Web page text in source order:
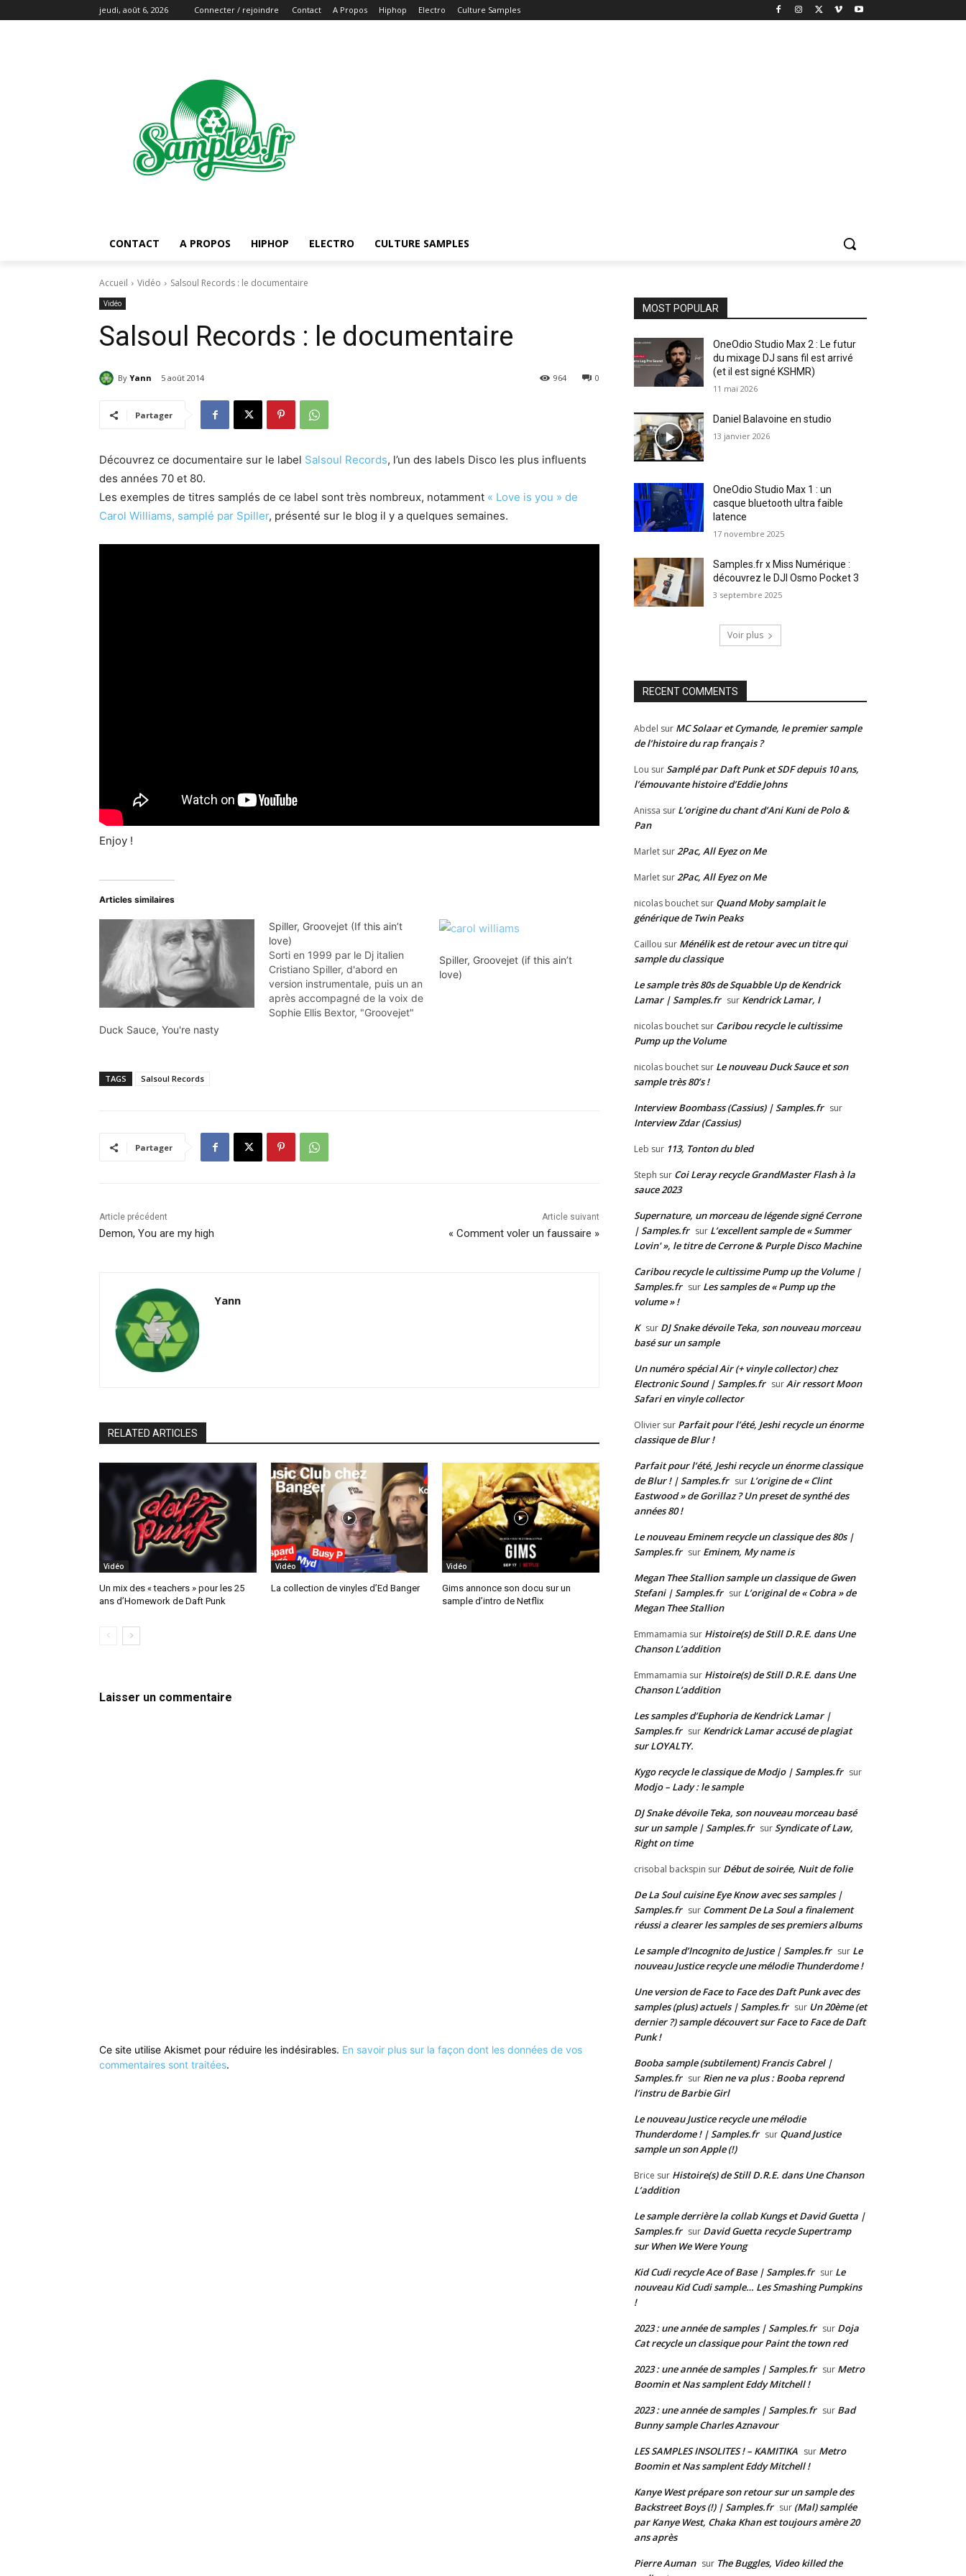
jeudi, août 6, 2026 Connecter / rejoindre Contact A Propos Hiphop Electro Culture Samples
CONTACT A PROPOS HIPHOP ELECTRO CULTURE SAMPLES
Accueil Vidéo Salsoul Records : le documentaire
Vidéo
Salsoul Records : le documentaire
By Yann 5 août 2014 0
964
Partager
Découvrez ce documentaire sur le label Salsoul Records, l’un des labels Disco les plus influents
des années 70 et 80.
Les exemples de titres samplés de ce label sont très nombreux, notamment « Love is you » de
Carol Williams, samplé par Spiller, présenté sur le blog il y a quelques semaines.
Enjoy !
Articles similaires
Duck Sauce, You're nasty
Spiller, Groovejet (If this ain’t
love)
Sorti en 1999 par le Dj italien
Cristiano Spiller, d'abord en
version instrumentale, puis un an
après accompagné de la voix de
Sophie Ellis Bextor, "Groovejet"
Spiller, Groovejet (if this ain’t
love)
TAGS Salsoul Records
Partager
Article précédent
Demon, You are my high
Article suivant
« Comment voler un faussaire »
Yann
RELATED ARTICLES
Vidéo
Un mix des « teachers » pour les 25
ans d’Homework de Daft Punk
Vidéo
La collection de vinyles d’Ed Banger
Vidéo
Gims annonce son docu sur un
sample d’intro de Netflix
Laisser un commentaire
Ce site utilise Akismet pour réduire les indésirables. En savoir plus sur la façon dont les données de vos
commentaires sont traitées.
MOST POPULAR
OneOdio Studio Max 2 : Le futur
du mixage DJ sans fil est arrivé
(et il est signé KSHMR)
11 mai 2026
Daniel Balavoine en studio
13 janvier 2026
OneOdio Studio Max 1 : un
casque bluetooth ultra faible
latence
17 novembre 2025
Samples.fr x Miss Numérique :
découvrez le DJI Osmo Pocket 3
3 septembre 2025
Voir plus
RECENT COMMENTS
Abdel sur MC Solaar et Cymande, le premier sample
de l’histoire du rap français ?
Lou surSamplé par Daft Punk et SDF depuis 10 ans,
l’émouvante histoire d’Eddie Johns
Anissa sur L’origine du chant d’Ani Kuni de Polo &
Pan
Marlet sur2Pac, All Eyez on Me
Marlet sur2Pac, All Eyez on Me
nicolas bouchet sur Quand Moby samplait le
générique de Twin Peaks
Caillou sur Ménélik est de retour avec un titre qui
sample du classique
Le sample très 80s de Squabble Up de Kendrick
Lamar | Samples.fr sur Kendrick Lamar, I
nicolas bouchet sur Caribou recycle le cultissime
Pump up the Volume
nicolas bouchet sur Le nouveau Duck Sauce et son
sample très 80’s !
Interview Boombass (Cassius) | Samples.fr sur
Interview Zdar (Cassius)
Leb sur 113, Tonton du bled
Steph sur Coi Leray recycle GrandMaster Flash à la
sauce 2023
Supernature, un morceau de légende signé Cerrone
| Samples.fr sur L’excellent sample de « Summer
Lovin' », le titre de Cerrone & Purple Disco Machine
Caribou recycle le cultissime Pump up the Volume |
Samples.fr sur Les samples de « Pump up the
volume » !
K sur DJ Snake dévoile Teka, son nouveau morceau
basé sur un sample
Un numéro spécial Air (+ vinyle collector) chez
Electronic Sound | Samples.fr surAir ressort Moon
Safari en vinyle collector
Olivier sur Parfait pour l’été, Jeshi recycle un énorme
classique de Blur !
Parfait pour l’été, Jeshi recycle un énorme classique
de Blur ! | Samples.fr sur L’origine de « Clint
Eastwood » de Gorillaz ? Un preset de synthé des
années 80 !
Le nouveau Eminem recycle un classique des 80s |
Samples.fr sur Eminem, My name is
Megan Thee Stallion sample un classique de Gwen
Stefani | Samples.fr sur L’original de « Cobra » de
Megan Thee Stallion
Emmamamia sur Histoire(s) de Still D.R.E. dans Une
Chanson L’addition
Emmamamia sur Histoire(s) de Still D.R.E. dans Une
Chanson L’addition
Les samples d’Euphoria de Kendrick Lamar |
Samples.fr sur Kendrick Lamar accusé de plagiat
sur LOYALTY.
Kygo recycle le classique de Modjo | Samples.fr sur
Modjo – Lady : le sample
DJ Snake dévoile Teka, son nouveau morceau basé
sur un sample | Samples.fr surSyndicate of Law,
Right on time
crisobal backspin sur Début de soirée, Nuit de folie
De La Soul cuisine Eye Know avec ses samples |
Samples.fr sur Comment De La Soul a finalement
réussi a clearer les samples de ses premiers albums
Le sample d’Incognito de Justice | Samples.fr sur Le
nouveau Justice recycle une mélodie Thunderdome !
Une version de Face to Face des Daft Punk avec des
samples (plus) actuels | Samples.fr sur Un 20ème (et
dernier ?) sample découvert sur Face to Face de Daft
Punk !
Booba sample (subtilement) Francis Cabrel |
Samples.fr sur Rien ne va plus : Booba reprend
l’instru de Barbie Girl
Le nouveau Justice recycle une mélodie
Thunderdome ! | Samples.fr sur Quand Justice
sample un son Apple (!)
Brice sur Histoire(s) de Still D.R.E. dans Une Chanson
L’addition
Le sample derrière la collab Kungs et David Guetta |
Samples.fr sur David Guetta recycle Supertramp
sur When We Were Young
Kid Cudi recycle Ace of Base | Samples.fr sur Le
nouveau Kid Cudi sample… Les Smashing Pumpkins
!
2023 : une année de samples | Samples.fr sur Doja
Cat recycle un classique pour Paint the town red
2023 : une année de samples | Samples.fr sur Metro
Boomin et Nas samplent Eddy Mitchell !
2023 : une année de samples | Samples.fr sur Bad
Bunny sample Charles Aznavour
LES SAMPLES INSOLITES ! – KAMITIKA sur Metro
Boomin et Nas samplent Eddy Mitchell !
Kanye West prépare son retour sur un sample des
Backstreet Boys (!) | Samples.fr sur (Mal) samplée
par Kanye West, Chaka Khan est toujours amère 20
ans après
Pierre Auman sur The Buggles, Video killed the